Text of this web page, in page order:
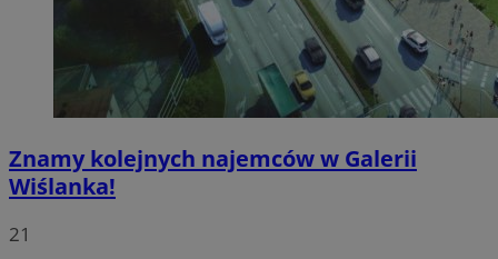
Znamy kolejnych najemców w Galerii
Wiślanka!
21